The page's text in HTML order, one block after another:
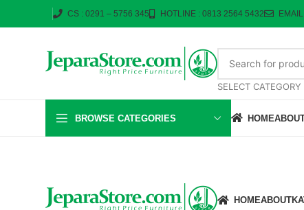
CS : 0291 – 5756 345 HOTLINE : 0813 2564 5432
SELECT CATEGORY
BROWSE CATEGORIES HOME
HOMEABOUT